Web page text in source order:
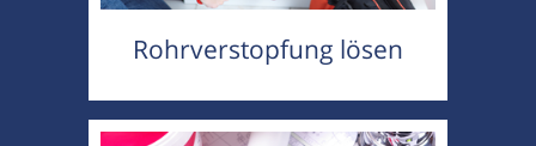
Rohrverstopfung lösen